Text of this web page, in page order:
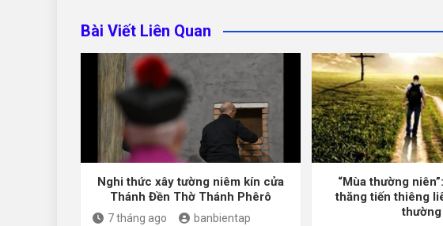
Bài Viết Liên Quan
Nghi thức xây tường niêm kín cửa
Thánh Đền Thờ Thánh Phêrô
7 tháng ago banbientap
“Mùa thường
thăng tiến thiêng
thường